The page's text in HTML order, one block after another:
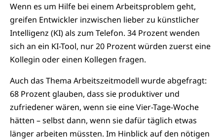
Wenn es um Hilfe bei einem Arbeitsproblem geht,
greifen Entwickler inzwischen lieber zu künstlicher
Intelligenz (KI) als zum Telefon. 34 Prozent wenden
sich an ein KI-Tool, nur 20 Prozent würden zuerst eine
Kollegin oder einen Kollegen fragen.
Auch das Thema Arbeitszeitmodell wurde abgefragt:
68 Prozent glauben, dass sie produktiver und
zufriedener wären, wenn sie eine Vier-Tage-Woche
hätten – selbst dann, wenn sie dafür täglich etwas
länger arbeiten müssten. Im Hinblick auf den nötigen